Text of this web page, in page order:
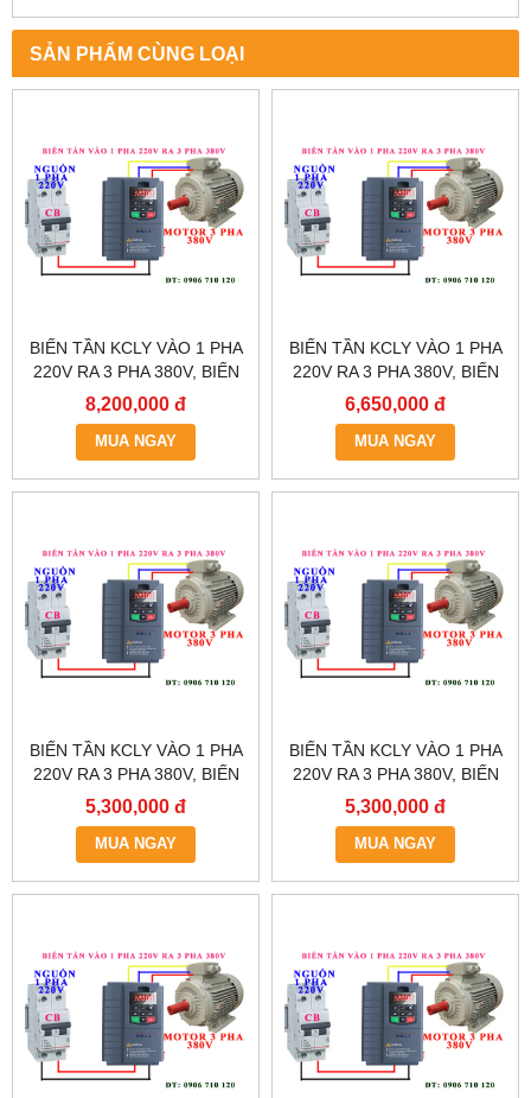
SẢN PHẨM CÙNG LOẠI
BIẾN TẦN KCLY VÀO 1 PHA
220V RA 3 PHA 380V, BIẾN
TẦN KCLY KOC600-011GT3-
B
8,200,000 đ
MUA NGAY
BIẾN TẦN KCLY VÀO 1 PHA
220V RA 3 PHA 380V, BIẾN
TẦN KCLY KOC600-
7R5GT3-B
6,650,000 đ
MUA NGAY
BIẾN TẦN KCLY VÀO 1 PHA
220V RA 3 PHA 380V, BIẾN
TẦN KCLY KOC600-
5R5GT3-B
5,300,000 đ
MUA NGAY
BIẾN TẦN KCLY VÀO 1 PHA
220V RA 3 PHA 380V, BIẾN
TẦN KCLY KOC600-
3R7GT3-B
5,300,000 đ
MUA NGAY